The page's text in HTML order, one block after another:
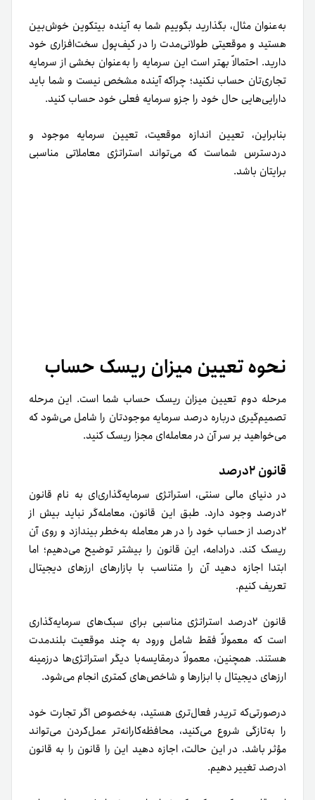
به‌عنوان مثال، بگذارید بگوییم شما به آینده بیتکوین خوش‌بین
هستید و موقعیتی طولانی‌مدت را در کیف‌پول سخت‌افزاری خود
دارید. احتمالاً بهتر است این سرمایه را به‌عنوان بخشی از سرمایه
تجاری‌تان حساب نکنید؛ چرا‌که آینده مشخص نیست و شما باید
دارایی‌هایی حال خود را جزو سرمایه فعلی خود حساب کنید.
بنابراین، تعیین اندازه موقعیت، تعیین سرمایه موجود و
دردسترس شماست که می‌تواند استراتژی معاملاتی مناسبی
برایتان باشد.
نحوه تعیین میزان ریسک حساب
مرحله دوم تعیین میزان ریسک حساب شما است. این مرحله
تصمیم‌گیری درباره درصد سرمایه موجودتان را شامل می‌شود که
می‌خواهید بر سر آن در معامله‌ای مجزا ریسک کنید.
قانون ۲درصد
در دنیای مالی سنتی، استراتژی سرمایه‌گذاری‌ای به نام قانون
۲درصد وجود دارد. طبق این قانون، معامله‌گر نباید بیش از
۲درصد از حساب خود را در هر معامله به‌خطر بیندازد و روی آن
ریسک کند. درادامه، این قانون را بیشتر توضیح می‌دهیم؛ اما
ابتدا اجازه دهید آن را متناسب با بازارهای ارزهای دیجیتال
تعریف کنیم.
قانون ۲درصد استراتژی مناسبی برای سبک‌های سرمایه‌گذاری
است که معمولاً فقط شامل ورود به چند موقعیت بلندمدت
هستند. همچنین، معمولاً درمقایسه‌با دیگر استراتژی‌ها در‌زمینه
ارزهای دیجیتال با ابزارها و شاخص‌های کمتری انجام می‌شود.
درصورتی‌که تریدر فعال‌تری هستید، به‌خصوص اگر تجارت خود
را به‌تازگی شروع می‌کنید، محافظه‌کارانه‌تر عمل‌کردن می‌تواند
مؤثر باشد. در این حالت، اجازه دهید این را قانون را به قانون
۱درصد تغییر دهیم.